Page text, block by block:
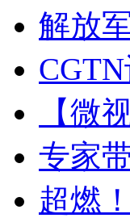
解放
【微
专家
超燃